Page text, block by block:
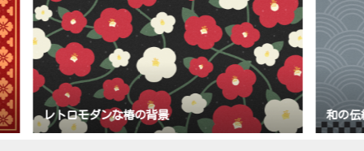
和の伝統文様背景（青海波・波模様） 和